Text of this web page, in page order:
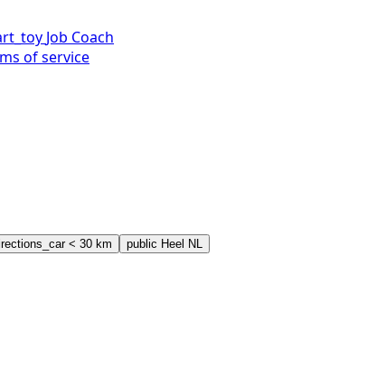
Job Coach
of service
< 30 km public Heel NL